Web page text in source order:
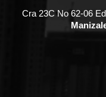
Cra 23C No 62-06